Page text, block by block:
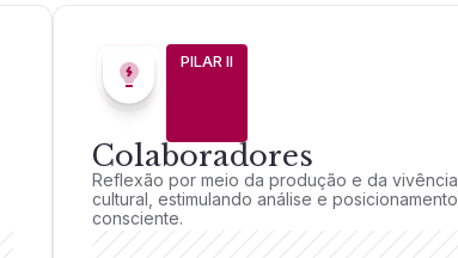
PILAR II
Colaboradores
Reflexão por meio da produção e da vivência
cultural, estimulando análise e posicionamento
consciente.